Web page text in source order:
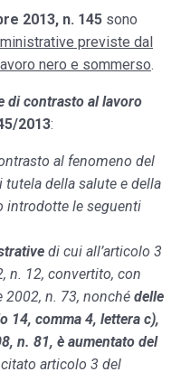
2013, n. 145 sono
previste dal
nero e sommerso.
di contrasto al lavoro
2013:
al fenomeno del
della salute e della
introdotte le seguenti
di cui all’articolo 3
n. 12, convertito, con
n. 73, nonché delle
14, comma 4, lettera c),
n. 81, è aumentato del
articolo 3 del